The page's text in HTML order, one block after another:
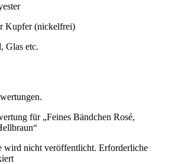
Kupfer (nickelfrei)
Glas etc.
für „Feines Bändchen Rosé,
wird nicht veröffentlicht. Erforderliche